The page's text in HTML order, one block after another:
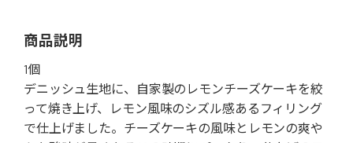
商品説明
1個
デニッシュ生地に、自家製のレモンチーズケーキを絞
って焼き上げ、レモン風味のシズル感あるフィリング
で仕上げました。チーズケーキの風味とレモンの爽や